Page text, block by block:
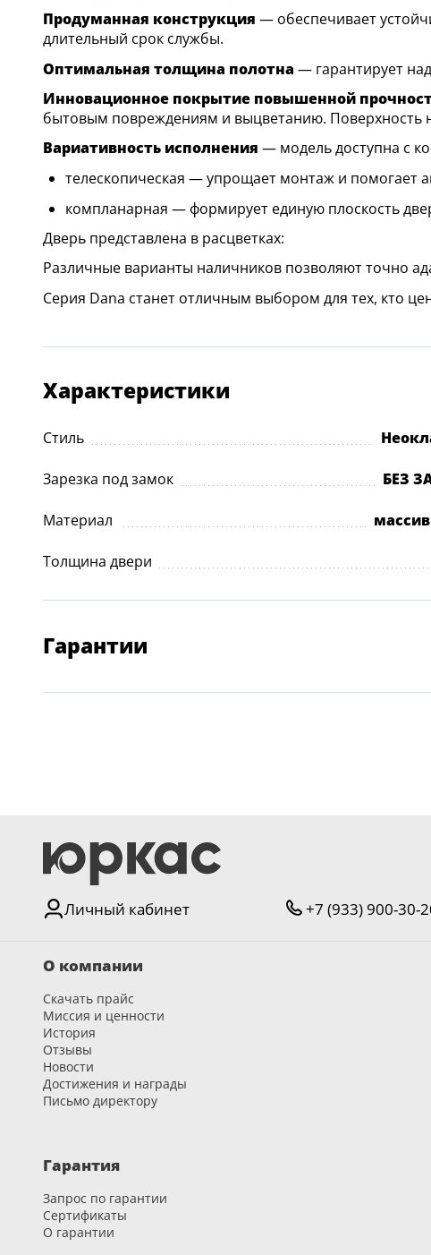
Продуманная конструкция — обеспечивает
длительный срок службы.
Оптимальная толщина полотна — гарантирует
Инновационное покрытие повышенной
бытовым повреждениям и выцветанию. Поверхность
Вариативность исполнения — модель доступна с
телескопическая — упрощает монтаж и помогает
компланарная — формирует единую плоскость
Дверь представлена в расцветках:
Различные варианты наличников позволяют точно
Серия Dana станет отличным выбором для тех, кто
Характеристики
Стиль
Зарезка под замок БЕЗ
Материал
Толщина двери
Гарантии
Личный кабинет +7 (933) 900-30-
О компании
Скачать прайс
Миссия и ценности
История
Отзывы
Новости
Достижения и награды
Письмо директору
Гарантия
Запрос по гарантии
Сертификаты
О гарантии